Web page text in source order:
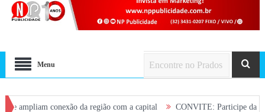
Menu
conexão da região com a capital CONVITE: Participe da Plenária de